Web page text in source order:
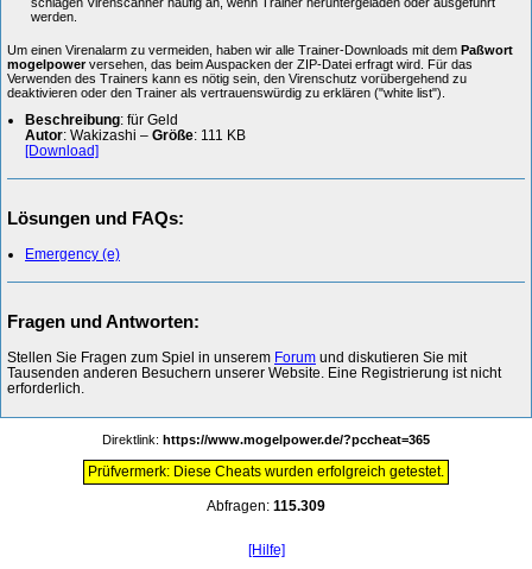
werden.
Um einen Virenalarm zu vermeiden, haben wir alle Trainer-Downloads mit dem Paßwort
mogelpowerversehen, das beim Auspacken der ZIP-Datei erfragt wird. Für das
Verwenden des Trainers kann es nötig sein, den Virenschutz vorübergehend zu
deaktivieren oder den Trainer als vertrauenswürdig zu erklären ("white list").
Beschreibung: für Geld
Autor: Wakizashi – Größe: 111 KB
[Download]
Lösungen und FAQs:
Emergency (e)
Fragen und Antworten:
Stellen Sie Fragen zum Spiel in unserem Forum und diskutieren Sie mit
Tausenden anderen Besuchern unserer Website. Eine Registrierung ist nicht
erforderlich.
Direktlink: https://www.mogelpower.de/?pccheat=365
Prüfvermerk: Diese Cheats wurden erfolgreich getestet.
Abfragen: 115.309
[Hilfe]